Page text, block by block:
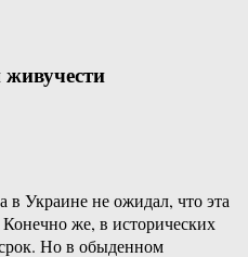
в Украине не ожидал, что эта
же, в исторических
Но в обыденном